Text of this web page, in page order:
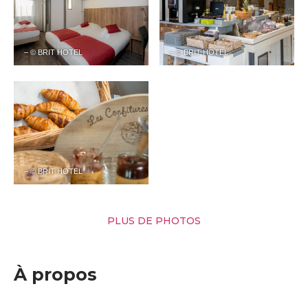
– © BRIT HOTEL – © BRIT HOTEL
– © BRIT HOTEL
PLUS DE PHOTOS
À propos